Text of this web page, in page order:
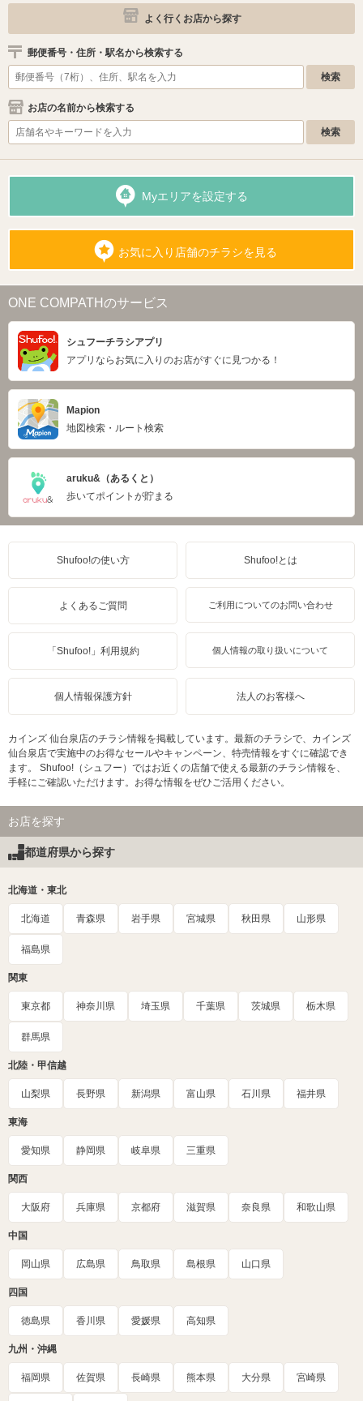
よく行くお店から探す
郵便番号・住所・駅名から検索する
お店の名前から検索する
Myエリアを設定する
お気に入り店舗のチラシを見る
ONE COMPATHのサービス
シュフーチラシアプリ
アプリならお気に入りのお店がすぐに見つかる！
Mapion
地図検索・ルート検索
aruku&（あるくと）
歩いてポイントが貯まる
Shufoo!の使い方 Shufoo!とは
よくあるご質問 ご利用についてのお問い合わせ
「Shufoo!」利用規約 個人情報の取り扱いについて
個人情報保護方針 法人のお客様へ
カインズ 仙台泉店のチラシ情報を掲載しています。最新のチラシで、カインズ
仙台泉店で実施中のお得なセールやキャンペーン、特売情報をすぐに確認でき
ます。 Shufoo!（シュフー）ではお近くの店舗で使える最新のチラシ情報を、
手軽にご確認いただけます。お得な情報をぜひご活用ください。
お店を探す
都道府県から探す
北海道・東北
北海道 青森県 岩手県 宮城県 秋田県 山形県
福島県
関東
東京都 神奈川県 埼玉県 千葉県 茨城県 栃木県
群馬県
北陸・甲信越
山梨県 長野県 新潟県 富山県 石川県 福井県
東海
愛知県 静岡県 岐阜県 三重県
関西
大阪府 兵庫県 京都府 滋賀県 奈良県 和歌山県
中国
岡山県 広島県 鳥取県 島根県 山口県
四国
徳島県 香川県 愛媛県 高知県
九州・沖縄
福岡県 佐賀県 長崎県 熊本県 大分県 宮崎県